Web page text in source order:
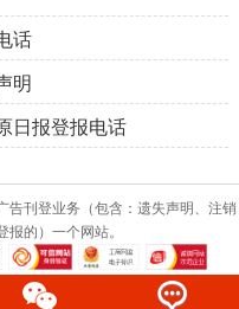
话
明
日报登报电话
告刊登业务（包含：遗失声明、注销
的）一个网站。